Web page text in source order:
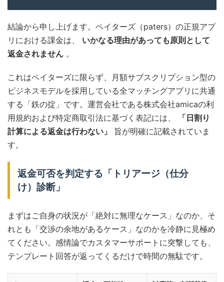
結論から申し上げます。ペイターズ（paters）の正規アプ
リにおける課金は、 いかなる理由があっても原則として
返金されません 。
これはペイターズに限らず、月額サブスクリプション型の
ビジネスモデルを採用している全マッチングアプリに共通
する「鉄の掟」です。運営会社である株式会社amicaの利
用規約および特定商取引法に基づく表記には、
「日割り
計算による返金は行わない」
旨が明確に記載されていま
す。
返金可否を判定する「トリアージ（仕分
け）診断」
まずはご自身の状況が「絶対に無理なケース」なのか、そ
れとも「交渉の余地があるケース」なのかを冷静に見極め
てください。感情論でカスタマーサポートに突撃しても、
テンプレート回答が返ってくるだけで時間の無駄です。